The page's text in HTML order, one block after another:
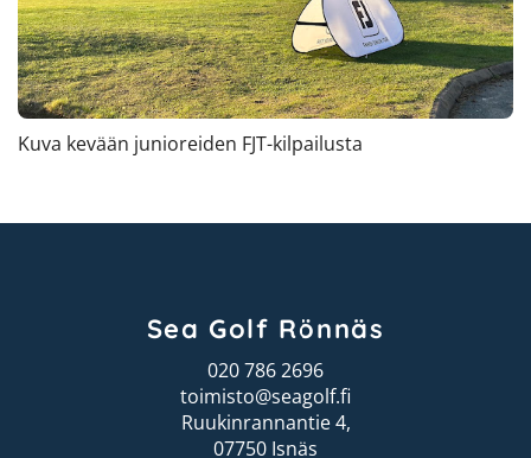
Kuva kevään junioreiden FJT-kilpailusta
Sea Golf Rönnäs
020 786 2696
toimisto@seagolf.fi
Ruukinrannantie 4,
07750 Isnäs